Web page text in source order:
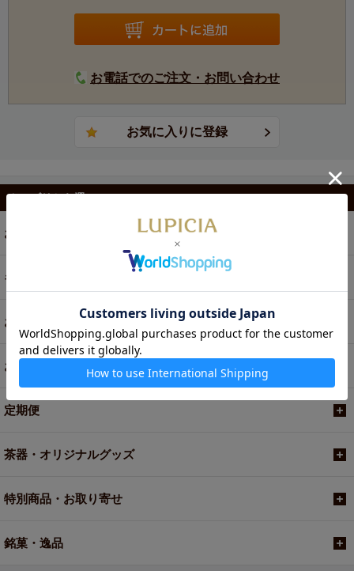
お電話でのご注文・お問い合わせ
カテゴリから選ぶ
お茶
ギフト
お菓子・食品・飲料
お買い得商品
定期便
茶器・オリジナルグッズ
特別商品・お取り寄せ
銘菓・逸品